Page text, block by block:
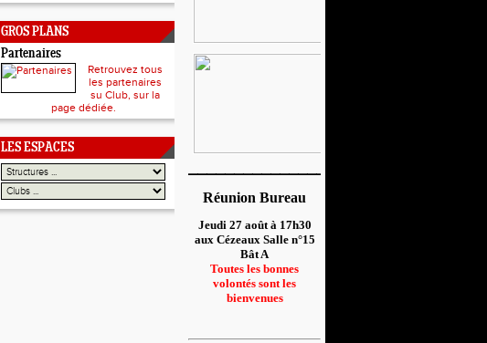
GROS PLANS
Partenaires
Retrouvez tous
les partenaires
su Club, sur la
page dédiée.
LES ESPACES
Réunion Bureau
Jeudi 27 août à 17h30
aux Cézeaux Salle n°15
Bât A
Toutes les bonnes
volontés sont les
bienvenues